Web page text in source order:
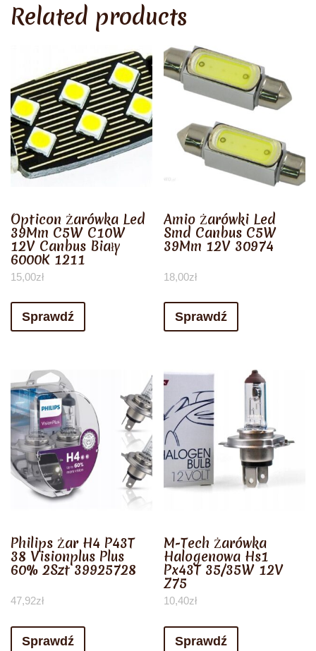
Related products
Opticon Żarówka Led
39Mm C5W C10W
12V Canbus Biały
6000K 1211
15,00zł
Sprawdź
Amio Żarówki Led
Smd Canbus C5W
39Mm 12V 30974
18,00zł
Sprawdź
Philips Żar H4 P43T
38 Visionplus Plus
60% 2Szt 39925728
47,92zł
Sprawdź
M-Tech Żarówka
Halogenowa Hs1
Px43T 35/35W 12V
Z75
10,40zł
Sprawdź